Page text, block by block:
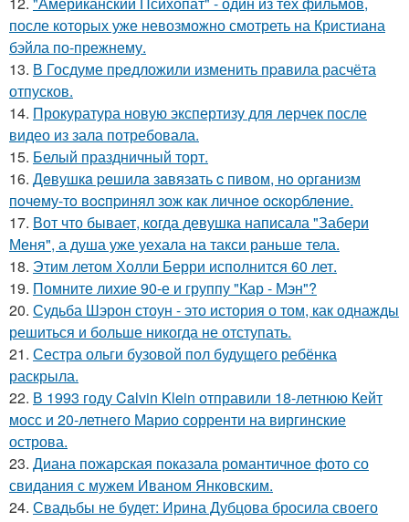
после которых уже невозможно смотреть на Кристиана
бэйла по-прежнему.
13. В Госдуме пpeдложили изменить пpaвила расчёта
отпусков.
14. Прокуратура новую экспертизу для лерчек после
видео из зала потребовала.
15. Белый праздничный торт.
16. Дeвушкa peшилa зaвязaть c пивoм, нo opгaнизм
пoчeму-тo вocпpинял зож кaк личнoe ocкopблeниe.
17. Вот что бывает, когда девушка написала "Забери
Меня", а душа уже уехала на такси раньше тела.
18. Этим летом Холли Берри исполнится 60 лет.
19. Помните лихие 90-е и группу "Кар - Мэн"?
20. Судьба Шэрон стоун - это история о том, как однажды
решиться и больше никогда не отступать.
21. Сестра ольги бузовой пол будущего ребёнка
раскрыла.
22. В 1993 году Calvin Klein отправили 18-летнюю Кейт
мосс и 20-летнего Марио сорренти на виргинские
острова.
23. Диана пожарская показала романтичное фото со
свидания с мужем Иваном Янковским.
24. Свадьбы не будет: Ирина Дубцова бросила своего